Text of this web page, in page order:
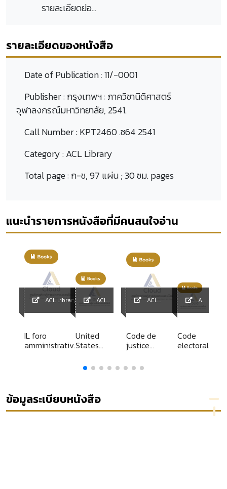
รายละเอียดย่อ...
รายละเอียดของหนังสือ
Date of Publication :11/-0001
Publisher :กรุงเทพฯ : ภาควิชานิติศาสตร์
จุฬาลงกรณ์มหาวิทยาลัย, 2541.
Call Number :KPT2460 .ช64 2541
Category :ACL Library
Total page :ก-ช, 97 แผ่น ; 30 ซม. pages
แนะนำรายการหนังสือที่มีคนสนใจอ่าน
ACL Library
IL foro
amministrativo
Year 2003
United
States
annotated
Code de
justice
Code
electoral
ข้อมูลระเบียบหนังสือ